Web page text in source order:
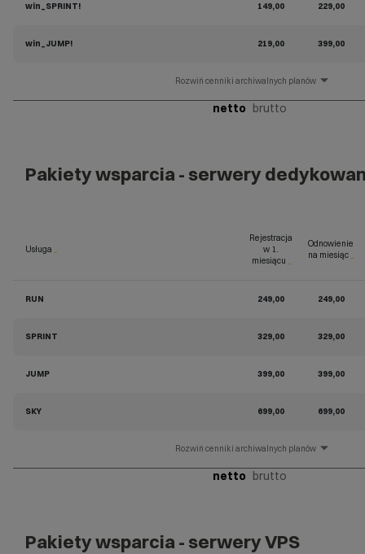
win_SPRINT! 149,00 229,00
win_JUMP! 219,00 399,00
cenniki archiwalnych planów
netto brutto
Pakiety wsparcia - serwery
Usługa
Rejestracja
w 1.
miesiącu
Odnowienie
na miesiąc
RUN 249,00 249,00
SPRINT 329,00 329,00
JUMP 399,00 399,00
SKY 699,00 699,00
cenniki archiwalnych planów
netto brutto
Pakiety wsparcia - serwery VPS